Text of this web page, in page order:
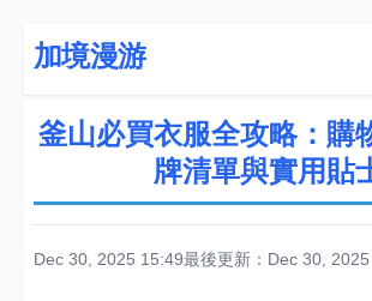
加境漫游
釜山必買衣服全攻略：購
牌清單與實用貼
Dec 30, 2025 15:49最後更新：Dec 30,